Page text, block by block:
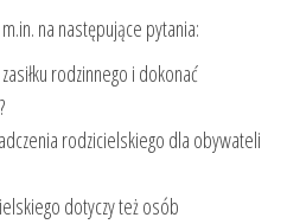
na następujące pytania:
rodzinnego i dokonać
rodzicielskiego dla obywateli
dotyczy też osób